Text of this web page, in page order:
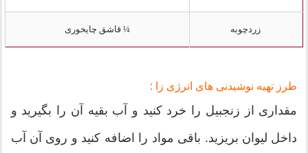
زردچوبه ¼ قاشق چایخوری
طرز تهیه نوشیدنی های انرژی زا :
مقداری از زنجبیل را خرد کنید و آب بقیه آن را بگیرید و
داخل لیوان بریزید. باقی مواد را اضافه کنید و روی آن آب